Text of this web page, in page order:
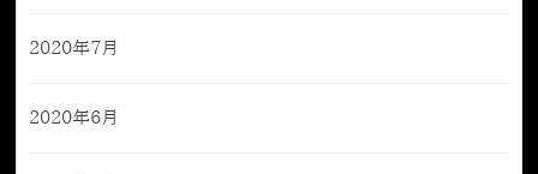
2020年7月
2020年6月